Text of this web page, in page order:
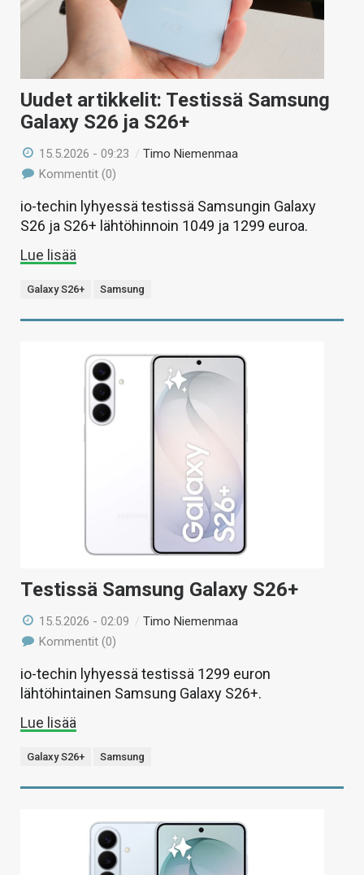
Uudet artikkelit: Testissä Samsung
Galaxy S26 ja S26+
15.5.2026 - 09:23 /Timo Niemenmaa
Kommentit (0)
io-techin lyhyessä testissä Samsungin Galaxy
S26 ja S26+ lähtöhinnoin 1049 ja 1299 euroa.
Lue lisää
Galaxy S26+ Samsung
Testissä Samsung Galaxy S26+
15.5.2026 - 02:09 /Timo Niemenmaa
Kommentit (0)
io-techin lyhyessä testissä 1299 euron
lähtöhintainen Samsung Galaxy S26+.
Lue lisää
Galaxy S26+ Samsung